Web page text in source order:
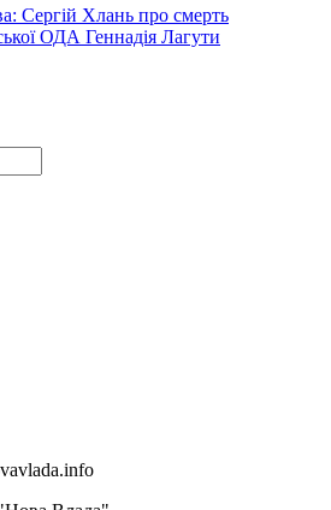
Сергій Хлань про смерть
ОДА Геннадія Лагути